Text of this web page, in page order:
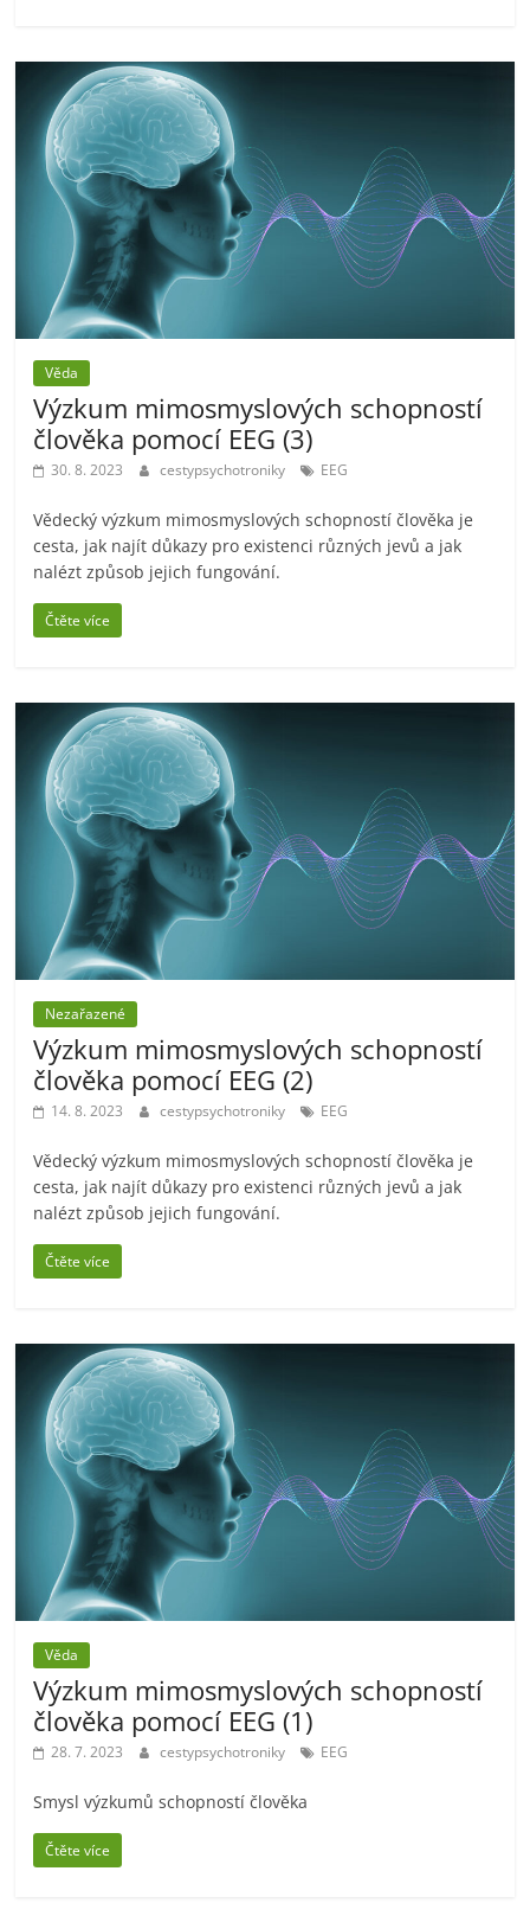
Věda
Výzkum mimosmyslových schopností
člověka pomocí EEG (3)
30. 8. 2023 cestypsychotroniky EEG
Vědecký výzkum mimosmyslových schopností člověka je
cesta, jak najít důkazy pro existenci různých jevů a jak
nalézt způsob jejich fungování.
Čtěte více
Nezařazené
Výzkum mimosmyslových schopností
člověka pomocí EEG (2)
14. 8. 2023 cestypsychotroniky EEG
Vědecký výzkum mimosmyslových schopností člověka je
cesta, jak najít důkazy pro existenci různých jevů a jak
nalézt způsob jejich fungování.
Čtěte více
Věda
Výzkum mimosmyslových schopností
člověka pomocí EEG (1)
28. 7. 2023 cestypsychotroniky EEG
Smysl výzkumů schopností člověka
Čtěte více